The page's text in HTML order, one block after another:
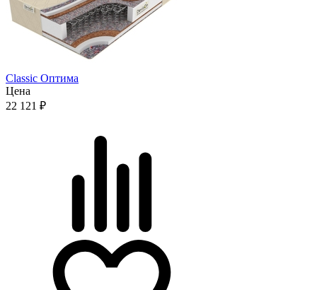
Classic Оптима
Цена
22 121 ₽